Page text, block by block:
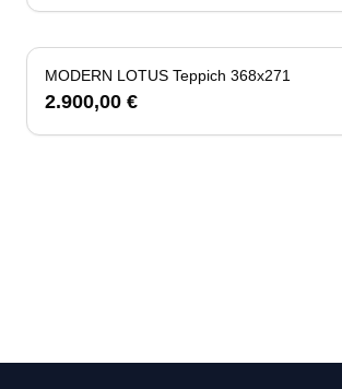
MODERN LOTUS Teppich 368x271
2.900,00 €